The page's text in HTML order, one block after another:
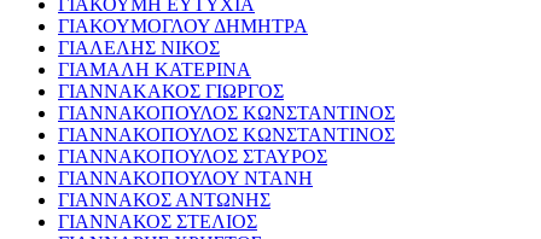
ΓΙΑΚΟΥΜΗ ΕΥΤΥΧΙΑ
ΓΙΑΚΟΥΜΟΓΛΟΥ ΔΗΜΗΤΡΑ
ΓΙΑΛΕΛΗΣ ΝΙΚΟΣ
ΓΙΑΜΑΛΗ ΚΑΤΕΡΙΝΑ
ΓΙΑΝΝΑΚΑΚΟΣ ΓΙΩΡΓΟΣ
ΓΙΑΝΝΑΚΟΠΟΥΛΟΣ ΚΩΝΣΤΑΝΤΙΝΟΣ
ΓΙΑΝΝΑΚΟΠΟΥΛΟΣ ΚΩΝΣΤΑΝΤΙΝΟΣ
ΓΙΑΝΝΑΚΟΠΟΥΛΟΣ ΣΤΑΥΡΟΣ
ΓΙΑΝΝΑΚΟΠΟΥΛΟΥ ΝΤΑΝΗ
ΓΙΑΝΝΑΚΟΣ ΑΝΤΩΝΗΣ
ΓΙΑΝΝΑΚΟΣ ΣΤΕΛΙΟΣ